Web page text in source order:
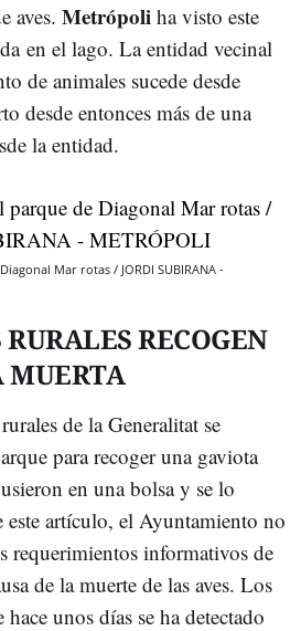
aves. Metrópoli ha visto este
en el lago. La entidad vecinal
de animales sucede desde
desde entonces más de una
la entidad.
Mar rotas / JORDI SUBIRANA -
RECOGEN
MUERTA
de la Generalitat se
para recoger una gaviota
en una bolsa y se lo
artículo, el Ayuntamiento no
requerimientos informativos de
de la muerte de las aves. Los
unos días se ha detectado